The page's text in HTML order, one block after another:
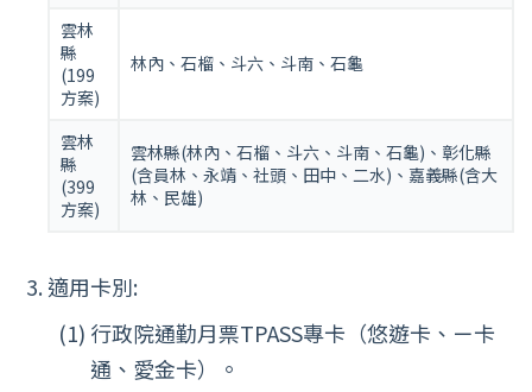
雲林
縣
(199
方案)
林內、石榴、斗六、斗南、石龜
雲林
縣
(399
方案)
雲林縣(林內、石榴、斗六、斗南、石龜)、彰化縣
(含員林、永靖、社頭、田中、二水)、嘉義縣(含大
林、民雄)
適用卡別:
行政院通勤月票TPASS專卡（悠遊卡、ㄧ卡
通、愛金卡）。